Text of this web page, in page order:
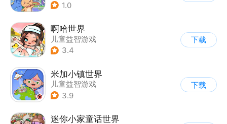
1.0
啊哈世界
儿童益智游戏
3.4
下载
米加小镇世界
儿童益智游戏
3.9
下载
迷你小家童话世界